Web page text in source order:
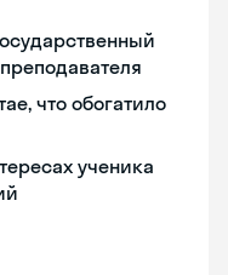
что обогатило
ученика